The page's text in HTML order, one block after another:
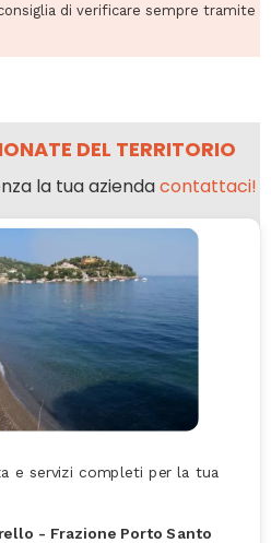
di verificare sempre tramite
DEL TERRITORIO
la tua aziendacontattaci!
e servizi completi per la tua
- Frazione Porto Santo